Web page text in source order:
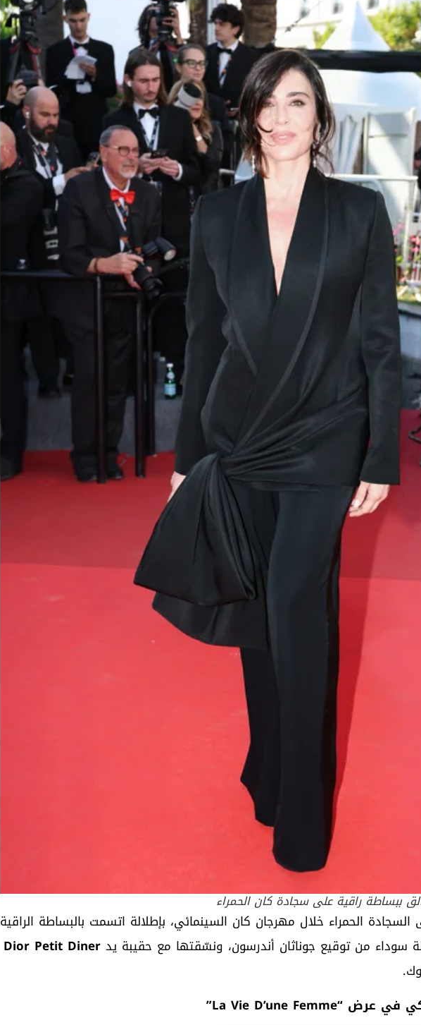
ببساطة راقية على سجادة كان الحمراء
الحمراء خلال مهرجان كان السينمائي، بإطلالة اتسمت بالبساطة الراقية
سوداء من توقيع جوناثان أندرسون، ونسّقتها مع حقيبة يد Dior Petit Diner
في عرض “La Vie D’une Femme”